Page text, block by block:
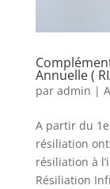
Annuelle (
par admin |
A partir du
résiliation
résiliation à
Résiliation